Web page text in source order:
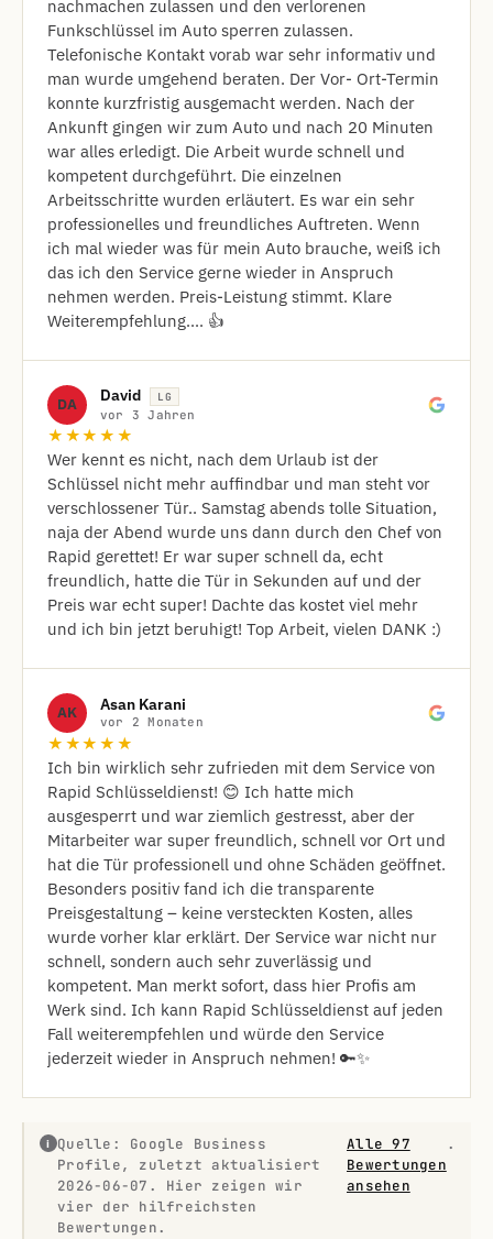
nachmachen zulassen und den verlorenen
Funkschlüssel im Auto sperren zulassen.
Telefonische Kontakt vorab war sehr informativ und
man wurde umgehend beraten. Der Vor- Ort-Termin
konnte kurzfristig ausgemacht werden. Nach der
Ankunft gingen wir zum Auto und nach 20 Minuten
war alles erledigt. Die Arbeit wurde schnell und
kompetent durchgeführt. Die einzelnen
Arbeitsschritte wurden erläutert. Es war ein sehr
professionelles und freundliches Auftreten. Wenn
ich mal wieder was für mein Auto brauche, weiß ich
das ich den Service gerne wieder in Anspruch
nehmen werden. Preis-Leistung stimmt. Klare
Weiterempfehlung.... 👍
DA David LG
vor 3 Jahren
★★★★★
Wer kennt es nicht, nach dem Urlaub ist der
Schlüssel nicht mehr auffindbar und man steht vor
verschlossener Tür.. Samstag abends tolle Situation,
naja der Abend wurde uns dann durch den Chef von
Rapid gerettet! Er war super schnell da, echt
freundlich, hatte die Tür in Sekunden auf und der
Preis war echt super! Dachte das kostet viel mehr
und ich bin jetzt beruhigt! Top Arbeit, vielen DANK :)
AK Asan Karani
vor 2 Monaten
★★★★★
Ich bin wirklich sehr zufrieden mit dem Service von
Rapid Schlüsseldienst! 😊 Ich hatte mich
ausgesperrt und war ziemlich gestresst, aber der
Mitarbeiter war super freundlich, schnell vor Ort und
hat die Tür professionell und ohne Schäden geöffnet.
Besonders positiv fand ich die transparente
Preisgestaltung – keine versteckten Kosten, alles
wurde vorher klar erklärt. Der Service war nicht nur
schnell, sondern auch sehr zuverlässig und
kompetent. Man merkt sofort, dass hier Profis am
Werk sind. Ich kann Rapid Schlüsseldienst auf jeden
Fall weiterempfehlen und würde den Service
jederzeit wieder in Anspruch nehmen! 🔑✨
i
Quelle: Google Business
Profile, zuletzt aktualisiert
2026-06-07. Hier zeigen wir
vier der hilfreichsten
Bewertungen.
Alle 97
Bewertungen
ansehen
.